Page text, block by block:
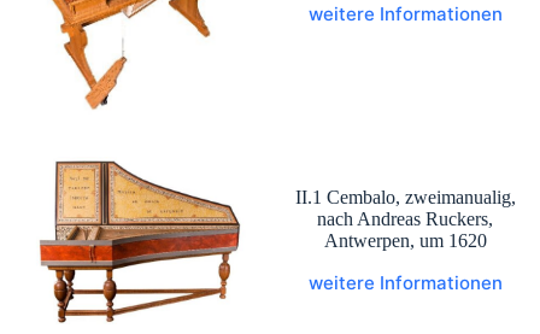
weitere Informationen
II.1 Cembalo, zweimanualig,
nach Andreas Ruckers,
Antwerpen, um 1620
weitere Informationen